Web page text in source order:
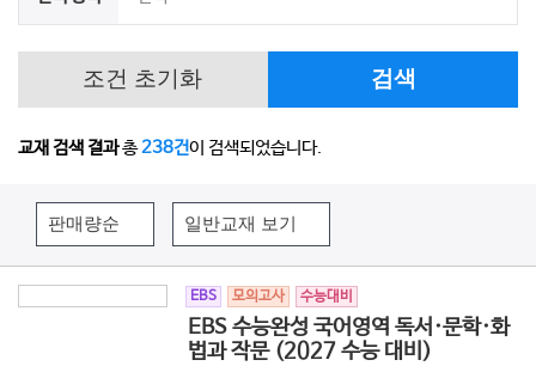
조건 초기화 검색
교재 검색 결과총238건이 검색되었습니다.
EBS 모의고사 수능대비
EBS 수능완성 국어영역 독서·문학·화
법과 작문 (2027 수능 대비)